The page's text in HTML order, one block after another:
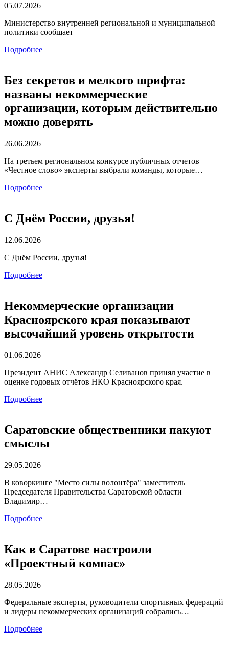
05.07.2026
Министерство внутренней региональной и муниципальной
политики сообщает
Подробнее
Без секретов и мелкого шрифта:
названы некоммерческие
организации, которым действительно
можно доверять
26.06.2026
На третьем региональном конкурсе публичных отчетов
«Честное слово» эксперты выбрали команды, которые…
Подробнее
С Днём России, друзья!
12.06.2026
С Днём России, друзья!
Подробнее
Некоммерческие организации
Красноярского края показывают
высочайший уровень открытости
01.06.2026
Президент АНИС Александр Селиванов принял участие в
оценке годовых отчётов НКО Красноярского края.
Подробнее
Саратовские общественники пакуют
смыслы
29.05.2026
В коворкинге "Место силы волонтёра" заместитель
Председателя Правительства Саратовской области
Владимир…
Подробнее
Как в Саратове настроили
«Проектный компас»
28.05.2026
Федеральные эксперты, руководители спортивных федераций
и лидеры некоммерческих организаций собрались…
Подробнее